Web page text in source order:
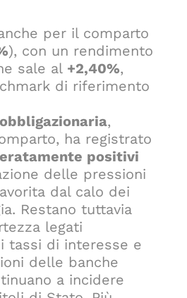
per il comparto
), con un rendimento
sale al +2,40%,
di riferimento
,
ha registrato
positivi
delle pressioni
dal calo dei
Restano tuttavia
legati
tassi di interesse e
delle banche
a incidere